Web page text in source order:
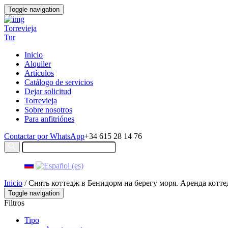
Toggle navigation
Torrevieja
Tur
Inicio
Alquiler
Artículos
Catálogo de servicios
Dejar solicitud
Torrevieja
Sobre nosotros
Para anfitriónes
Contactar por WhatsApp+34 615 28 14 76
Inicio / Снять коттедж в Бенидорм на берегу моря. Аренда
Toggle navigation
Filtros
Tipo